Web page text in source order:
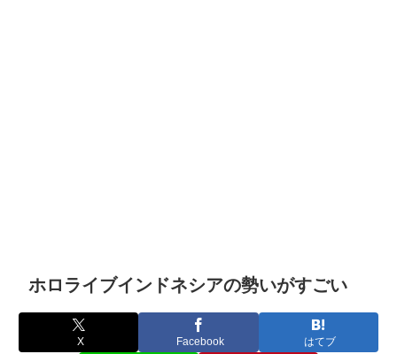
ホロライブインドネシアの勢いがすごい
X Facebook はてブ